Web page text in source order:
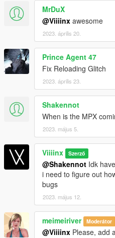
MrDuX
@Viiiinx awesome
2023. április 20.
Prince Agent 47
Fix Reloading Glitch
2023. április 23.
Shakennot
When is the MPX
2023. május 5.
Viiiinx Szerző
@Shakennot Idk
i need to figure out
bugs
2023. május 12.
meimeiriver Moderátor
@Viiiinx Please, add